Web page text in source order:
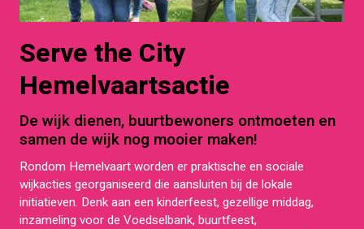
Serve the City
Hemelvaartsactie
De wijk dienen, buurtbewoners ontmoeten en
samen de wijk nog mooier maken!
Rondom Hemelvaart worden er praktische en sociale
wijkacties georganiseerd die aansluiten bij de lokale
initiatieven. Denk aan een kinderfeest, gezellige middag,
inzameling voor de Voedselbank, buurtfeest,